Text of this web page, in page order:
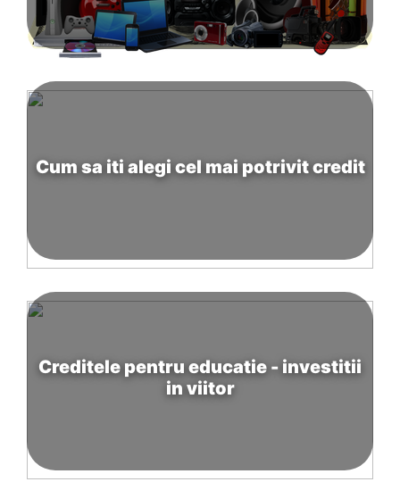
Cum sa iti alegi cel mai potrivit credit
Creditele pentru educatie - investitii
in viitor